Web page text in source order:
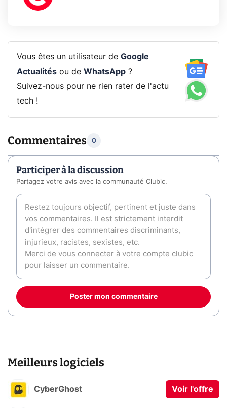
Vous êtes un utilisateur de Google
Actualitésou de WhatsApp?
Suivez-nous pour ne rien rater de l'actu
tech !
Commentaires 0
Participer à la discussion
Partagez votre avis avec la communauté Clubic.
Poster mon commentaire
Meilleurs logiciels
CyberGhost Voir l'offre